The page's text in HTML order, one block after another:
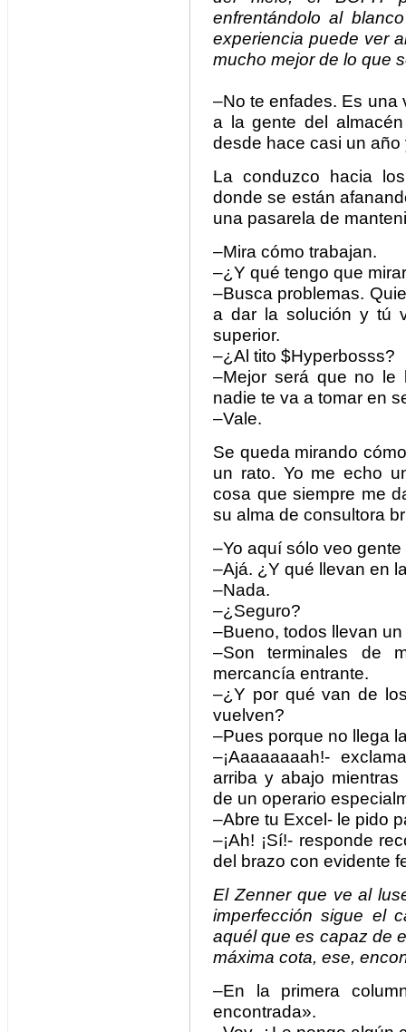
enfrentándolo al
experiencia puede ver
mucho mejor de lo que
–No te enfades. Es una
a la gente del
desde hace casi un
La conduzco hacia
donde se están
una pasarela de
–Mira cómo trabajan.
–¿Y qué tengo que
–Busca problemas.
a dar la solución y tú
superior.
–¿Al tito $Hyperbosss?
–Mejor será que no le
nadie te va a tomar en
–Vale.
Se queda mirando
un rato. Yo me echo
cosa que siempre me
su alma de consultora
–Yo aquí sólo veo
–Ajá. ¿Y qué llevan en
–Nada.
–¿Seguro?
–Bueno, todos llevan
–Son terminales de
mercancía entrante.
–¿Y por qué van de
vuelven?
–Pues porque no llega
–¡Aaaaaaaah!-
arriba y abajo
de un operario
–Abre tu Excel- le pido
–¡Ah! ¡Sí!- responde
del brazo con evidente
El Zenner que ve al
imperfección sigue el
aquél que es capaz de
máxima cota, ese,
–En la primera
encontrada».